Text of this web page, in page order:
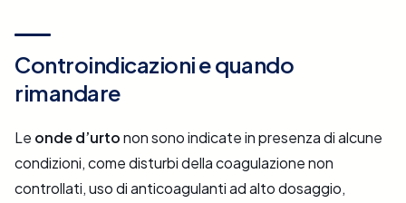
Controindicazioni e quando
rimandare
Le onde d’urtonon sono indicate in presenza di alcune
condizioni, come disturbi della coagulazione non
controllati, uso di anticoagulanti ad alto dosaggio,